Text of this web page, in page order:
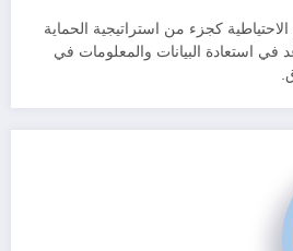
كجزء من استراتيجية الحماية
في استعادة البيانات والمعلومات في